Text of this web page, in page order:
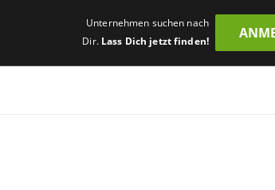
Unternehmen suchen nach
Dir. Lass Dich jetzt finden!